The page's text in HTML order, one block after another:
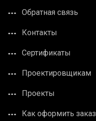
Обратная связь
Контакты
Сертификаты
Проектировщикам
Проекты
Как оформить заказ